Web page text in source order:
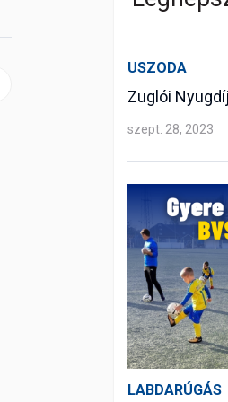
cikk: Győztes zárás a padel Európa-
USZODA
Zuglói
szept. 28, 2023
LABDARÚGÁS